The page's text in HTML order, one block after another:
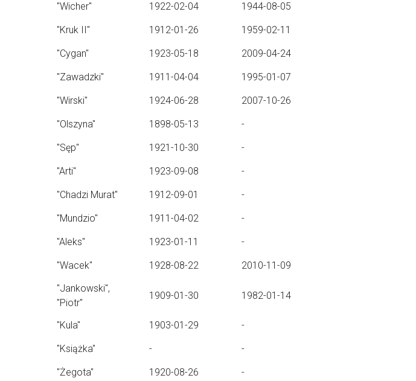
"Wicher" 1922-02-04 1944-08-05
"Kruk II" 1912-01-26 1959-02-11
"Cygan" 1923-05-18 2009-04-24
"Zawadzki" 1911-04-04 1995-01-07
"Wirski" 1924-06-28 2007-10-26
"Olszyna" 1898-05-13 -
"Sęp" 1921-10-30 -
"Arti" 1923-09-08 -
"Chadzi Murat" 1912-09-01 -
"Mundzio" 1911-04-02 -
"Aleks" 1923-01-11 -
"Wacek" 1928-08-22 2010-11-09
"Jankowski",
"Piotr"
1909-01-30 1982-01-14
"Kula" 1903-01-29 -
"Książka" - -
"Żegota" 1920-08-26 -